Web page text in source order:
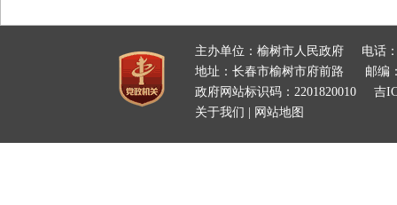
主办单位：榆树市人民政府
电话
地址：长春市榆树市府前路
邮编
政府网站标识码：2201820010
吉
关于我们 | 网站地图